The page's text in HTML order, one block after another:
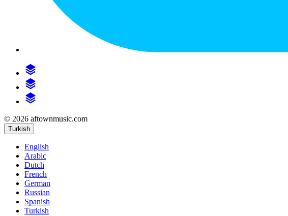
© 2026 aftownmusic.com
Turkish
English
Arabic
Dutch
French
German
Russian
Spanish
Turkish